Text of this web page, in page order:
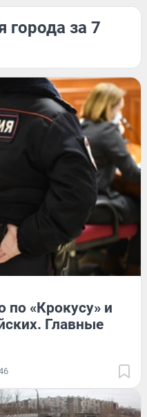
города за 7
по «Крокусу» и
Главные